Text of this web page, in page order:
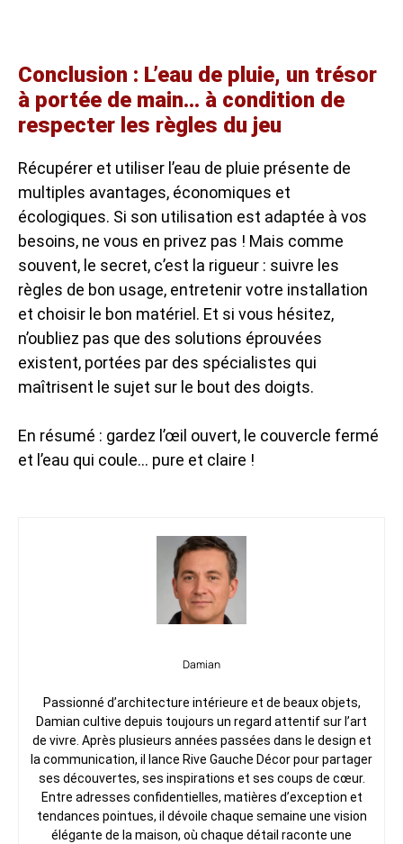
Conclusion : L’eau de pluie, un trésor
à portée de main… à condition de
respecter les règles du jeu
Récupérer et utiliser l’eau de pluie présente de
multiples avantages, économiques et
écologiques. Si son utilisation est adaptée à vos
besoins, ne vous en privez pas ! Mais comme
souvent, le secret, c’est la rigueur : suivre les
règles de bon usage, entretenir votre installation
et choisir le bon matériel. Et si vous hésitez,
n’oubliez pas que des solutions éprouvées
existent, portées par des spécialistes qui
maîtrisent le sujet sur le bout des doigts.
En résumé : gardez l’œil ouvert, le couvercle fermé
et l’eau qui coule… pure et claire !
Damian
Passionné d’architecture intérieure et de beaux objets,
Damian cultive depuis toujours un regard attentif sur l’art
de vivre. Après plusieurs années passées dans le design et
la communication, il lance Rive Gauche Décor pour partager
ses découvertes, ses inspirations et ses coups de cœur.
Entre adresses confidentielles, matières d’exception et
tendances pointues, il dévoile chaque semaine une vision
élégante de la maison, où chaque détail raconte une